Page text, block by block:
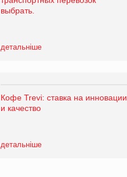
выбрать.
детальніше
Кофе Trevi: ставка на инновации
и качество
детальніше